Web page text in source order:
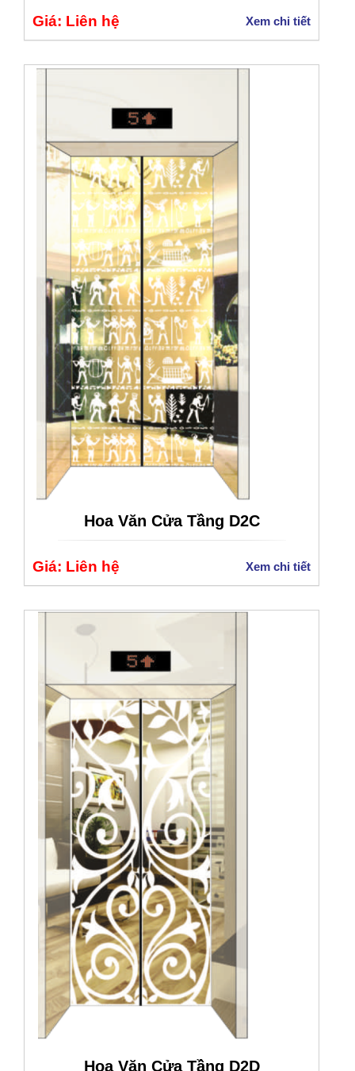
Giá: Liên hệ Xem chi tiết
Hoa Văn Cửa Tầng D2C
Giá: Liên hệ Xem chi tiết
Hoa Văn Cửa Tầng D2D